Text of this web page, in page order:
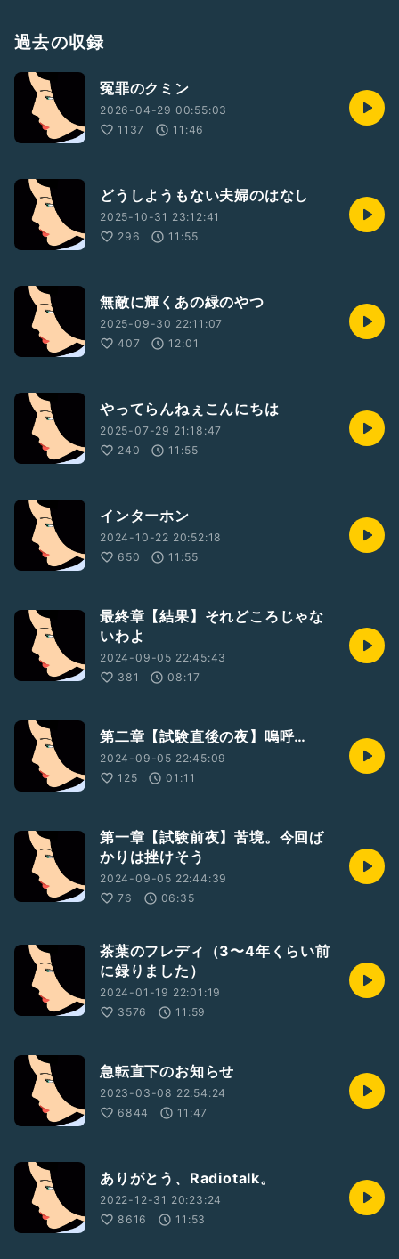
過去の収録
冤罪のクミン
2026-04-29 00:55:03
1137
11:46
どうしようもない夫婦のはなし
2025-10-31 23:12:41
296
11:55
無敵に輝くあの緑のやつ
2025-09-30 22:11:07
407
12:01
やってらんねぇこんにちは
2025-07-29 21:18:47
240
11:55
インターホン
2024-10-22 20:52:18
650
11:55
最終章【結果】それどころじゃな
いわよ
2024-09-05 22:45:43
381
08:17
第二章【試験直後の夜】嗚呼…
2024-09-05 22:45:09
125
01:11
第一章【試験前夜】苦境。今回ば
かりは挫けそう
2024-09-05 22:44:39
76
06:35
茶葉のフレディ（3〜4年くらい前
に録りました）
2024-01-19 22:01:19
3576
11:59
急転直下のお知らせ
2023-03-08 22:54:24
6844
11:47
ありがとう、Radiotalk。
2022-12-31 20:23:24
8616
11:53